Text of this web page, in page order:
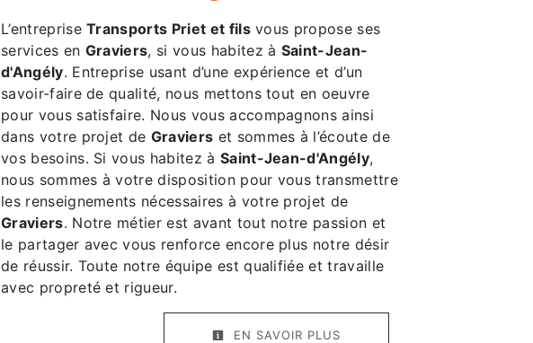
L’entrepriseTransports Priet et filsvous propose ses
services en Graviers, si vous habitez à Saint-Jean-
d'Angély. Entreprise usant d’une expérience et d’un
savoir-faire de qualité, nous mettons tout en oeuvre
pour vous satisfaire. Nous vous accompagnons ainsi
dans votre projet de Graviers et sommes à l’écoute de
vos besoins. Si vous habitez à Saint-Jean-d'Angély,
nous sommes à votre disposition pour vous transmettre
les renseignements nécessaires à votre projet de
Graviers. Notre métier est avant tout notre passion et
le partager avec vous renforce encore plus notre désir
de réussir. Toute notre équipe est qualifiée et travaille
avec propreté et rigueur.
EN SAVOIR PLUS